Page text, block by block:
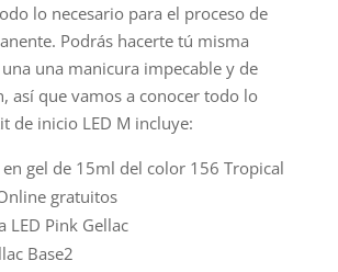
lo necesario para el proceso de
Podrás hacerte tú misma
una manicura impecable y de
así que vamos a conocer todo lo
de inicio LED M incluye:
en gel de 15ml del color 156 Tropical
gratuitos
LED Pink Gellac
Base2